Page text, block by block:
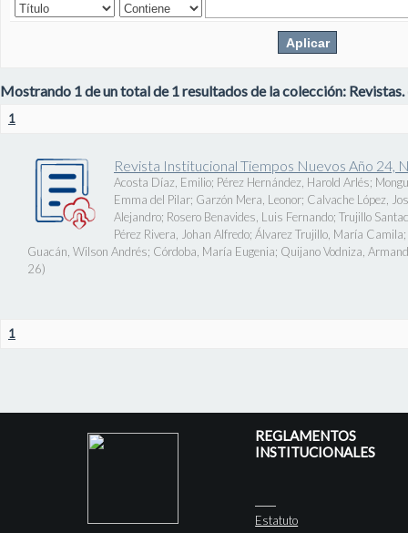
Mostrando 1 de un total de 1 resultados de la colección: Revistas.
1
Revista Institucional Tiempos Nuevos Año 24,
Acosta Díaz, Emilio; Pérez Hernández, Harold Arlés;
Emma del Pilar; Garzón Mera, Leonor; Calvache López,
Alejandro; Rosero Benavides, Luis Fernando; Trujillo
Pérez Rivera, Johan Alfredo; Álvarez Trujillo, María Camila;
Guacán, Wilson Andrés; Córdoba, María Eugenia; Quijano Vodniza,
26)
1
REGLAMENTOS
INSTITUCIONALES
Estatuto